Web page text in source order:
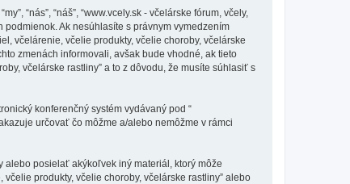
“nás”, “náš”, “www.vcely.sk - včelárske fórum, včely,
podmienok. Ak nesúhlasíte s právnym vymedzením
včelárenie, včelie produkty, včelie choroby, včelárske
zmenách informovali, avšak bude vhodné, ak tieto
včelárske rastliny” a to z dôvodu, že musíte súhlasiť s
konferenčný systém vydávaný pod “
určovať čo môžme a/alebo nemôžme v rámci
posielať akýkoľvek iný materiál, ktorý môže
produkty, včelie choroby, včelárske rastliny” alebo